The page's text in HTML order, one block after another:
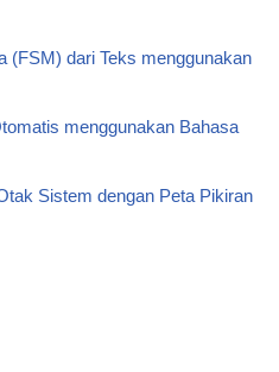
(FSM) dari Teks menggunakan
menggunakan Bahasa
Sistem dengan Peta Pikiran